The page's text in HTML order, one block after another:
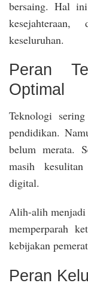
bersaing. Hal
keseluruhan.
Peran
Optimal
Teknologi
pendidikan.
belum merata.
masih
digital.
Alih-alih menjadi
memperparah
kebijakan
Peran